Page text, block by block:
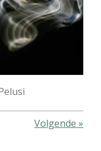
Volgende »